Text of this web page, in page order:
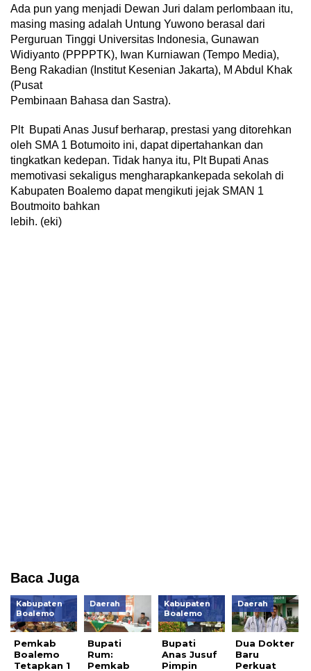
Ada pun yang menjadi Dewan Juri dalam perlombaan itu,
masing masing adalah Untung Yuwono berasal dari
Perguruan Tinggi Universitas Indonesia, Gunawan
Widiyanto (PPPPTK), Iwan Kurniawan (Tempo Media),
Beng Rakadian (Institut Kesenian Jakarta), M Abdul Khak
(Pusat
Pembinaan Bahasa dan Sastra).
Plt Bupati Anas Jusuf berharap, prestasi yang ditorehkan
oleh SMA 1 Botumoito ini, dapat dipertahankan dan
tingkatkan kedepan. Tidak hanya itu, Plt Bupati Anas
memotivasi sekaligus mengharapkankepada sekolah di
Kabupaten Boalemo dapat mengikuti jejak SMAN 1
Boutmoito bahkan
lebih. (eki)
Baca Juga
Kabupaten
Boalemo
Pemkab
Boalemo
Tetapkan 1
Daerah
Bupati
Rum:
Pemkab
Kabupaten
Boalemo
Bupati
Anas Jusuf
Pimpin
Daerah
Dua Dokter
Baru
Perkuat